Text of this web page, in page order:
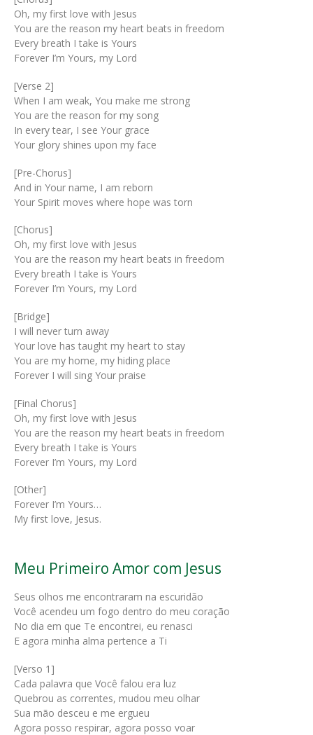
Oh, my first love with Jesus
You are the reason my heart beats in freedom
Every breath I take is Yours
Forever I’m Yours, my Lord
[Verse 2]
When I am weak, You make me strong
You are the reason for my song
In every tear, I see Your grace
Your glory shines upon my face
[Pre-Chorus]
And in Your name, I am reborn
Your Spirit moves where hope was torn
[Chorus]
Oh, my first love with Jesus
You are the reason my heart beats in freedom
Every breath I take is Yours
Forever I’m Yours, my Lord
[Bridge]
I will never turn away
Your love has taught my heart to stay
You are my home, my hiding place
Forever I will sing Your praise
[Final Chorus]
Oh, my first love with Jesus
You are the reason my heart beats in freedom
Every breath I take is Yours
Forever I’m Yours, my Lord
[Other]
Forever I’m Yours…
My first love, Jesus.
Meu Primeiro Amor com Jesus
Seus olhos me encontraram na escuridão
Você acendeu um fogo dentro do meu coração
No dia em que Te encontrei, eu renasci
E agora minha alma pertence a Ti
[Verso 1]
Cada palavra que Você falou era luz
Quebrou as correntes, mudou meu olhar
Sua mão desceu e me ergueu
Agora posso respirar, agora posso voar